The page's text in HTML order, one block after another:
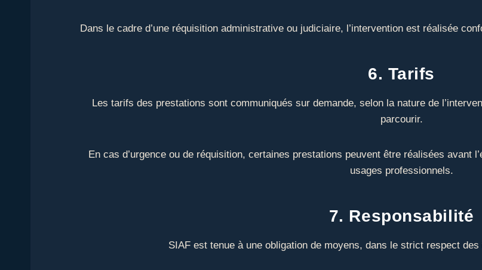
Dans le cadre d’une réquisition administrative ou judiciaire, l’intervention est réalisée
6. Tarifs
Les tarifs des prestations sont communiqués sur demande, selon la nature de
parcourir.
En cas d’urgence ou de réquisition, certaines prestations peuvent être réalisées avant
usages professionnels.
7. Responsabilité
SIAF est tenue à une obligation de moyens, dans le strict respect